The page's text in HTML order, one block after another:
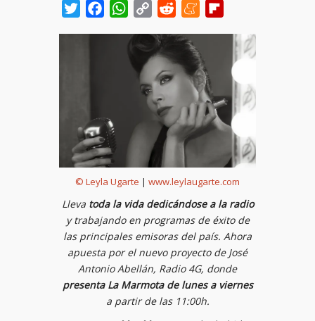
TwitterFacebookWhatsApp
Copy
Reddit Meneame
© Leyla Ugarte | www.leylaugarte.com
Lleva toda la vida dedicándose a la radio
y trabajando en programas de éxito de
las principales emisoras del país. Ahora
apuesta por el nuevo proyecto de José
Antonio Abellán, Radio 4G, donde
presenta La Marmotade lunes a viernes
a partir de las 11:00h.